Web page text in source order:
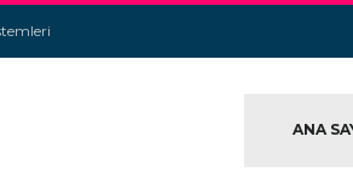
ANA